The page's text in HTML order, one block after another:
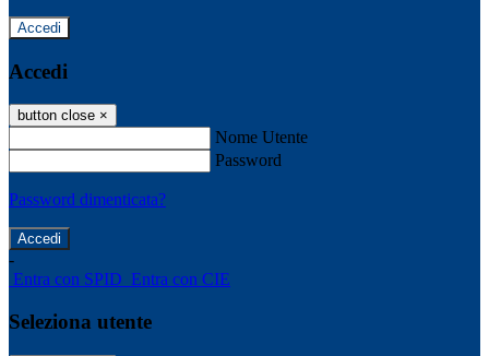
Accedi
Accedi
button close ×
Nome Utente
Password
Password dimenticata?
-
Entra con SPID Entra con CIE
Seleziona utente